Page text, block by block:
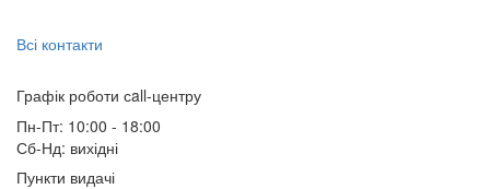
Всі контакти
Графік роботи сall-центру
Пн-Пт: 10:00 - 18:00
Сб-Нд: вихідні
Пункти видачі